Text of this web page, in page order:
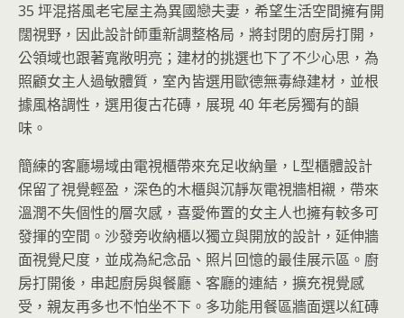
35 坪混搭風老宅屋主為異國戀夫妻，希望生活空間擁有開
闊視野，因此設計師重新調整格局，將封閉的廚房打開，
公領域也跟著寬敞明亮；建材的挑選也下了不少心思，為
照顧女主人過敏體質，室內皆選用歐德無毒綠建材，並根
據風格調性，選用復古花磚，展現 40 年老房獨有的韻
味。
簡練的客廳場域由電視櫃帶來充足收納量，L型櫃體設計
保留了視覺輕盈，深色的木櫃與沉靜灰電視牆相襯，帶來
溫潤不失個性的層次感，喜愛佈置的女主人也擁有較多可
發揮的空間。沙發旁收納櫃以獨立與開放的設計，延伸牆
面視覺尺度，並成為紀念品、照片回憶的最佳展示區。廚
房打開後，串起廚房與餐廳、客廳的連結，擴充視覺感
受，親友再多也不怕坐不下。多功能用餐區牆面選以紅磚